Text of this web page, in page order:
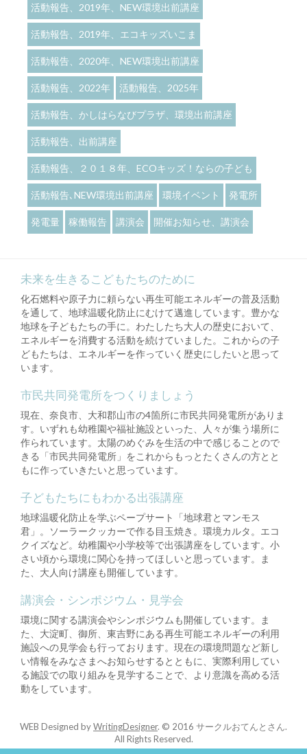
活動報告、2019年、NEW環境出前講座
活動報告、2019年、エコキッズいこま
活動報告、2020年、NEW環境出前講座
活動報告、2022年 活動報告、2025年
活動報告、かしはらなびプラザ、環境出前講座
活動報告、出前講座
活動報告、２０１８年、ECOキッズ！ならの子ども
活動報告､NEW環境出前講座 環境イベント 発電所
発電量 稼働報告 講演会 開催お知らせ、講演会
未来を生きるこどもたちのために
化石燃料や原子力に頼らない再生可能エネルギーの普及活動
を通して、地球温暖化防止にむけて邁進しています。豊かな
地球を子どもたちの手に。わたしたち大人の歴史において、
エネルギーを消費する活動を続けていました。これからの子
どもたちは、エネルギーを作っていく歴史にしたいと思って
います。
市民共同発電所をつくりましょう
現在、奈良市、大和郡山市の4箇所に市民共同発電所がありま
す。いずれも幼稚園や福祉施設といった、人々が集う場所に
作られています。太陽のめぐみを生活の中で感じることので
きる「市民共同発電所」をこれからもっとたくさんの方とと
もに作っていきたいと思っています。
子どもたちにもわかる出張講座
地球温暖化防止を学ぶペープサート「地球君とマンモス
君」。ソーラークッカーで作る目玉焼き。環境カルタ。エコ
クイズなど。幼稚園や小学校等で出張講座をしています。小
さい頃から環境に関心を持ってほしいと思っています。ま
た、大人向け講座も開催しています。
講演会・シンポジウム・見学会
環境に関する講演会やシンポジウムも開催しています。ま
た、大淀町、御所、東吉野にある再生可能エネルギーの利用
施設への見学会も行っております。現在の環境問題など新し
い情報をみなさまへお知らせするとともに、実際利用してい
る施設での取り組みを見学することで、より意識を高める活
動をしています。
WEB Designed byWritingDesigner. © 2016 サークルおてんとさん.
All Rights Reserved.